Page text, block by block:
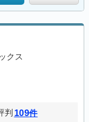
クス
判 109件